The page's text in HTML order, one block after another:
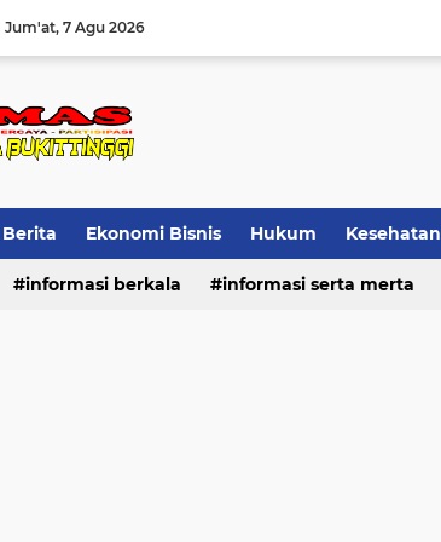
Jum'at 7 Agu 2026
Berita Ekonomi Bisnis Hukum Kesehatan
Prosedur Video
informasi berkala informasi serta merta